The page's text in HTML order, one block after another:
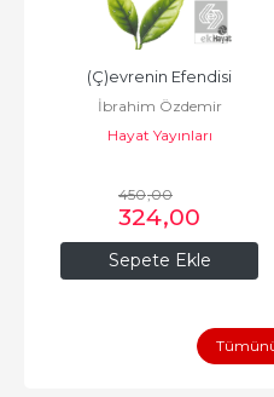
Sepete Ekle
(Ç)evrenin Efendisi
İbrahim Özdemir
Hayat Yayınları
450,00
324,00